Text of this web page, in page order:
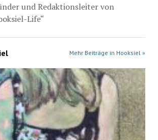
und Redaktionsleiter von
Life“
Mehr Beiträge in Hooksiel »